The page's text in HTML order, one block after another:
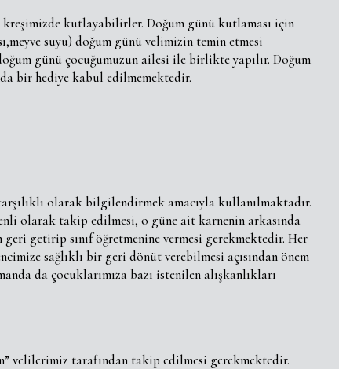
kutlayabilirler. Doğum günü kutlaması için
suyu) doğum günü velimizin temin etmesi
günü çocuğumuzun ailesi ile birlikte yapılır. Doğum
bir hediye kabul edilmemektedir.
olarak bilgilendirmek amacıyla kullanılmaktadır.
olarak takip edilmesi, o güne ait karnenin arkasında
getirip sınıf öğretmenine vermesi gerekmektedir. Her
sağlıklı bir geri dönüt verebilmesi açısından önem
da çocuklarımıza bazı istenilen alışkanlıkları
velilerimiz tarafından takip edilmesi gerekmektedir.